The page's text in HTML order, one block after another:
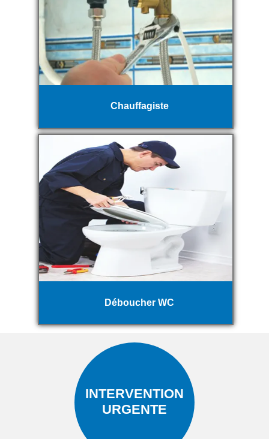
Chauffagiste
Déboucher WC
INTERVENTION
URGENTE